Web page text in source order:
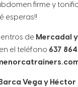
firme y
esperas!!
deMercadal
el teléfono 637
Vega y